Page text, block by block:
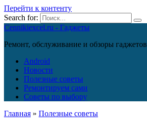
Перейти к контенту
Search for:
Cennikiexcel.ru - Гаджеты
Ремонт, обслуживание и обзоры гаджетов
Android
Новости
Полезные советы
Ремонтируем сами
Советы по выбору
Главная » Полезные советы